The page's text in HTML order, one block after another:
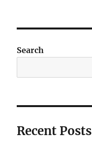
Search
Recent Posts